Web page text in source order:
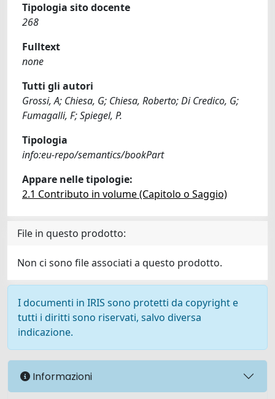
Tipologia sito docente
268
Fulltext
none
Tutti gli autori
Grossi, A; Chiesa, G; Chiesa, Roberto; Di Credico, G;
Fumagalli, F; Spiegel, P.
Tipologia
info:eu-repo/semantics/bookPart
Appare nelle tipologie:
2.1 Contributo in volume (Capitolo o Saggio)
File in questo prodotto:
Non ci sono file associati a questo prodotto.
I documenti in IRIS sono protetti da copyright e
tutti i diritti sono riservati, salvo diversa
indicazione.
Informazioni